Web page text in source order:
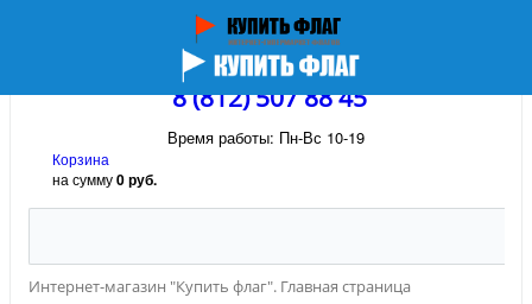
8 (812) 507 88 45
Время работы: Пн-Вс 10-19
Корзина
на сумму0 руб.
Интернет-магазин "Купить флаг". Главная страница